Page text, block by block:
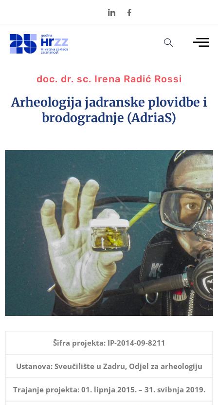
doc. dr. sc. Irena Radić Rossi
Arheologija jadranske plovidbe i
brodogradnje (AdriaS)
Šifra projekta: IP-2014-09-8211
Ustanova: Sveučilište u Zadru, Odjel za arheologiju
Trajanje projekta: 01. lipnja 2015. – 31. svibnja 2019.